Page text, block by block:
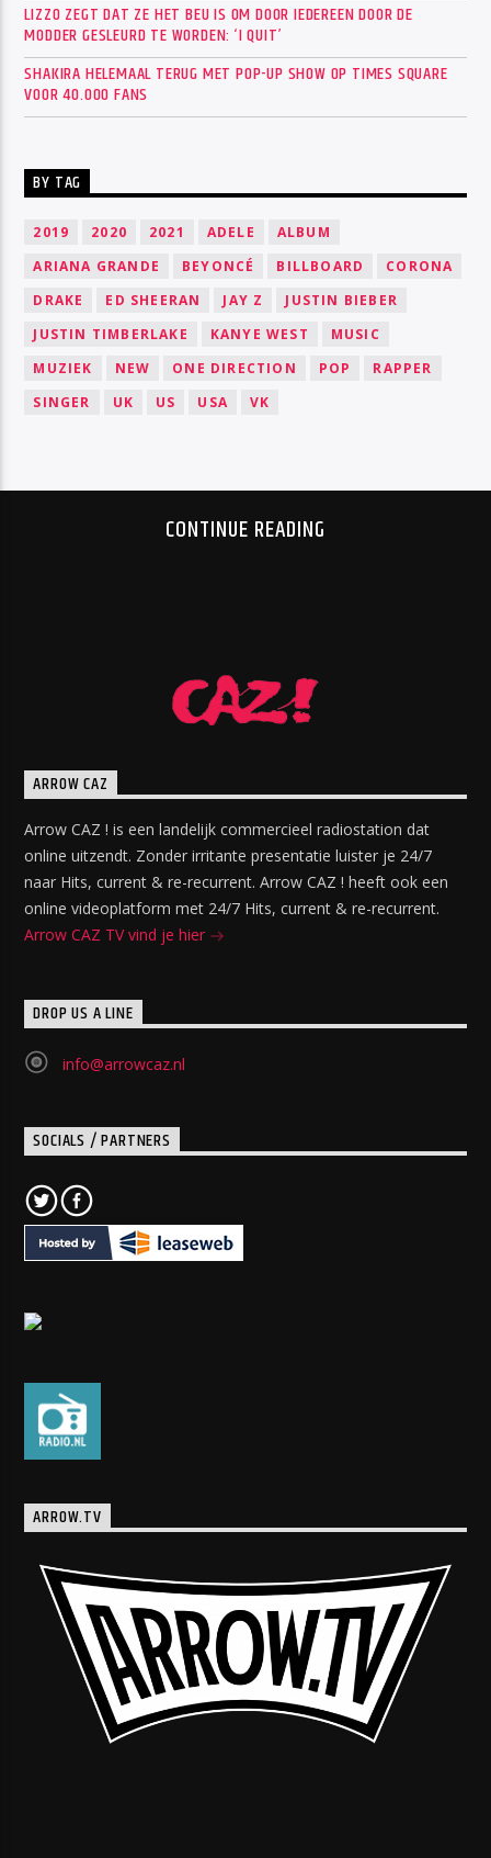
LIZZO ZEGT DAT ZE HET BEU IS OM DOOR IEDEREEN DOOR DE
MODDER GESLEURD TE WORDEN: ‘I QUIT’
SHAKIRA HELEMAAL TERUG MET POP-UP SHOW OP TIMES SQUARE
VOOR 40.000 FANS
BY TAG
2019 2020 2021 ADELE
ALBUM
ARIANA GRANDE
BEYONCÉ BILLBOARD
CORONA
DRAKE
ED SHEERAN JAY Z
JUSTIN BIEBER
JUSTIN TIMBERLAKE
KANYE WEST
MUSIC
MUZIEK
NEW ONE DIRECTION POP
RAPPER
SINGER
UK US USA VK
CONTINUE READING
ARROW CAZ
Arrow CAZ ! is een landelijk commercieel radiostation dat
online uitzendt. Zonder irritante presentatie luister je 24/7
naar Hits, current & re-recurrent. Arrow CAZ ! heeft ook een
online videoplatform met 24/7 Hits, current & re-recurrent.
Arrow CAZ TV vind je hier
DROP US A LINE
info@arrowcaz.nl
SOCIALS / PARTNERS
ARROW.TV